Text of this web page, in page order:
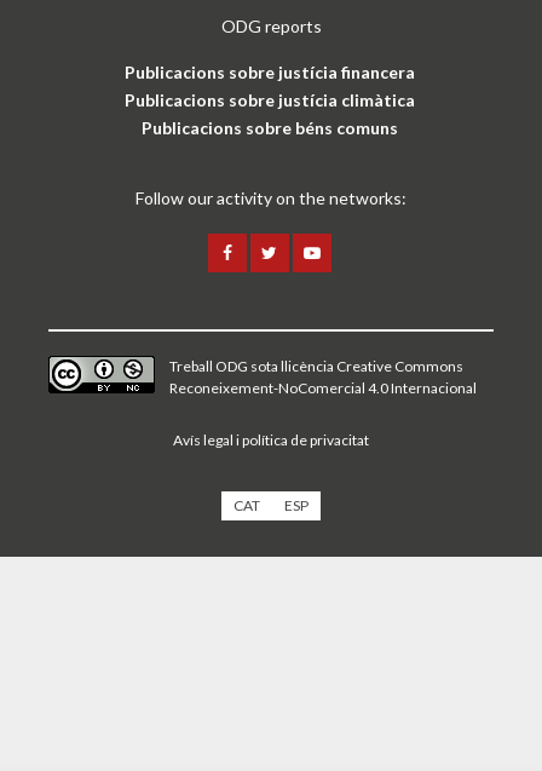
ODG reports
Publicacions sobre justícia financera
Publicacions sobre justícia climàtica
Publicacions sobre béns comuns
Follow our activity on the networks:
Treball ODG sota llicència Creative Commons
Reconeixement-NoComercial 4.0 Internacional
Avís legal i política de privacitat
CAT ESP